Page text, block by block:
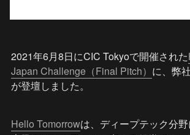
2021年6月8日にCIC Tokyoで開催された
Japan Challenge（Final Pitch） に、弊
が登壇しました。
Hello Tomorrowは、ディープテック分